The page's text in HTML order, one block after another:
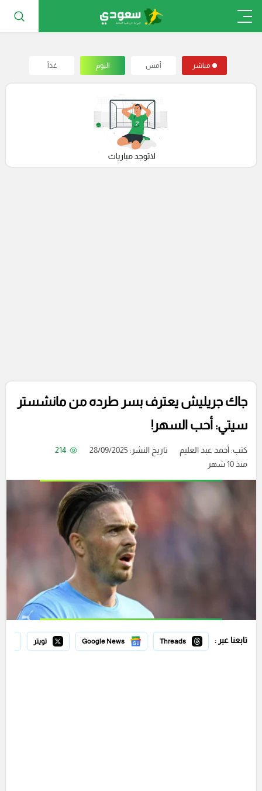
مباشر أمس اليوم غداً
جاك جريليش يعترف بسر طرده من مانشستر
سيتي: أحب السهر!
كتب:أحمد عبد العليم تاريخ النشر: 28/09/2025
214
منذ 10 شهر
تابعنا عبر : Threads
Google News تويتر